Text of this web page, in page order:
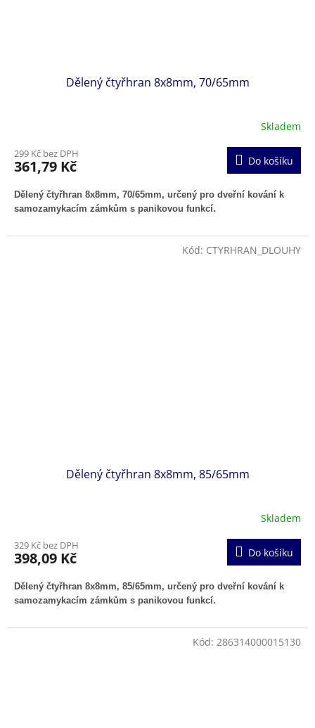
Dělený čtyřhran 8x8mm, 70/65mm
Skladem
299 Kč bez DPH
361,79 Kč Do košíku
Dělený čtyřhran 8x8mm, 70/65mm, určený pro dveřní kování k
samozamykacím zámkům s panikovou funkcí.
Dělený čtyřhran 8x8mm, 85/65mm
Skladem
329 Kč bez DPH
398,09 Kč Do košíku
Dělený čtyřhran 8x8mm, 85/65mm, určený pro dveřní kování k
samozamykacím zámkům s panikovou funkcí.
Kód: CTYRHRAN_DLOUHY
Kód: 286314000015130